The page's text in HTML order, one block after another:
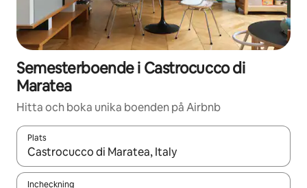
Semesterboende i Castrocucco di
Maratea
Hitta och boka unika boenden på Airbnb
Plats
När resultaten är tillgängliga kan du navigera med upp- och
Incheckning